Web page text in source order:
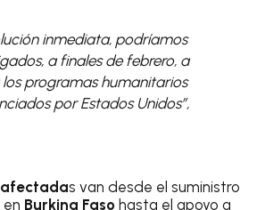
inmediata, podríamos
a finales de febrero, a
programas humanitarios
por Estados Unidos”,
s van desde el suministro
Burkina Fasohasta el apoyo a